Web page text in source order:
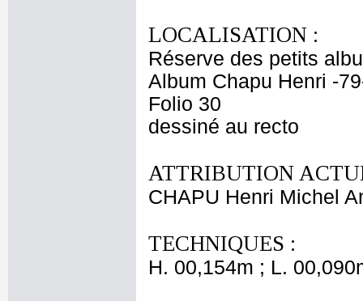
LOCALISATION :
Réserve des petits
Album Chapu Henri -
Folio 30
dessiné au recto
ATTRIBUTION
CHAPU Henri Michel
TECHNIQUES :
H. 00,154m ; L.